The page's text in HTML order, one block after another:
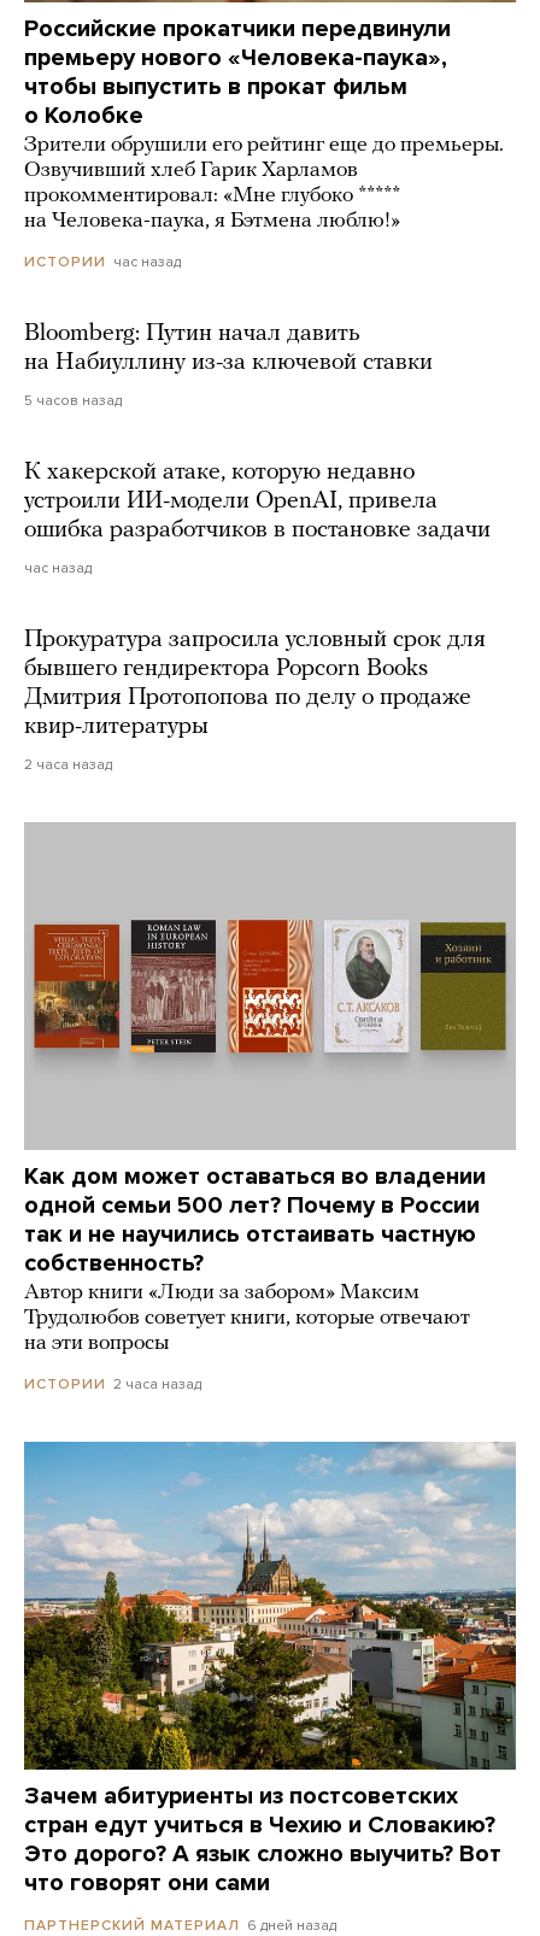
Российские прокатчики передвинули
премьеру нового «Человека-паука»,
чтобы выпустить в прокат фильм
о Колобке
Зрители обрушили его рейтинг еще до премьеры.
Озвучивший хлеб Гарик Харламов
прокомментировал: «Мне глубоко *****
на Человека-паука, я Бэтмена люблю!»
ИСТОРИИ час назад
Bloomberg: Путин начал давить
на Набиуллину из-за ключевой ставки
5 часов назад
К хакерской атаке, которую недавно
устроили ИИ-модели OpenAI, привела
ошибка разработчиков в постановке задачи
час назад
Прокуратура запросила условный срок для
бывшего гендиректора Popcorn Books
Дмитрия Протопопова по делу о продаже
квир-литературы
2 часа назад
Как дом может оставаться во владении
одной семьи 500 лет? Почему в России
так и не научились отстаивать частную
собственность?
Автор книги «Люди за забором» Максим
Трудолюбов советует книги, которые отвечают
на эти вопросы
ИСТОРИИ 2 часа назад
Зачем абитуриенты из постсоветских
стран едут учиться в Чехию и Словакию?
Это дорого? А язык сложно выучить? Вот
что говорят они сами
ПАРТНЕРСКИЙ МАТЕРИАЛ 6 дней назад